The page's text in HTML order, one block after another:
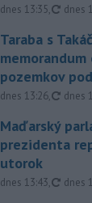
dnes 13:35, dnes
Taraba s
pozemkov
dnes 13:26, dnes
Maďarský
prezidenta
utorok
dnes 13:43, dnes